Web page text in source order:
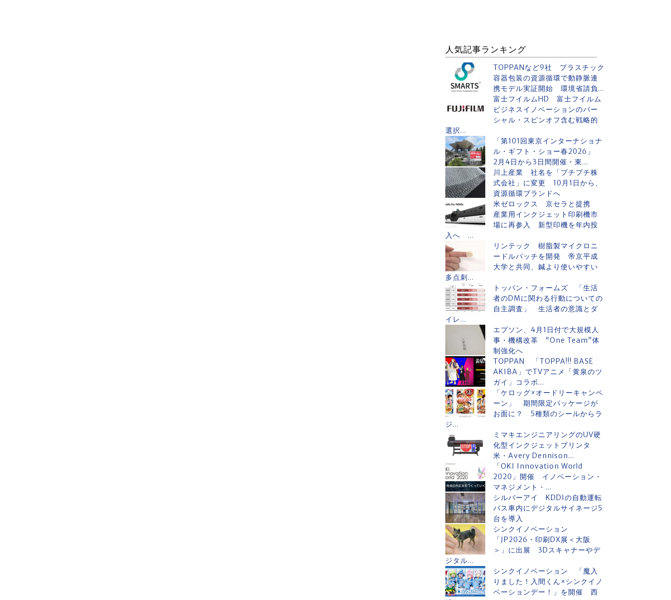
人気記事ランキング
TOPPANなど9社 プラスチック
容器包装の資源循環で動静脈連
携モデル実証開始 環境省請負...
富士フイルムHD 富士フイルム
ビジネスイノベーションのパー
シャル・スピンオフ含む戦略的
選択...
「第101回東京インターナショナ
ル・ギフト・ショー春2026」
2月4日から3日間開催・東...
川上産業 社名を「プチプチ株
式会社」に変更 10月1日から、
資源循環ブランドへ
米ゼロックス 京セラと提携
産業用インクジェット印刷機市
場に再参入 新型印機を年内投
入へ ...
リンテック 樹脂製マイクロニ
ードルパッチを開発 帝京平成
大学と共同、鍼より使いやすい
多点刺...
トッパン・フォームズ 「生活
者のDMに関わる行動についての
自主調査」 生活者の意識とダ
イレ...
エプソン、4月1日付で大規模人
事・機構改革 “One Team”体
制強化へ
TOPPAN 「TOPPA!!! BASE
AKIBA」でTVアニメ「黄泉のツ
ガイ」コラボ...
「ケロッグ×オードリーキャンペ
ーン」 期間限定パッケージが
お面に？ 5種類のシールからラ
ジ...
ミマキエンジニアリングのUV硬
化型インクジェットプリンタ
米・Avery Dennison...
「OKI Innovation World
2020」開催 イノベーション・
マネジメント・...
シルバーアイ KDDIの自動運転
バス車内にデジタルサイネージ5
台を導入
シンクイノベーション
「JP2026・印刷DX展＜大阪
＞」に出展 3Dスキャナーやデ
ジタル...
シンクイノベーション 「魔入
りました！入間くん×シンクイノ
ベーションデー！」を開催 西